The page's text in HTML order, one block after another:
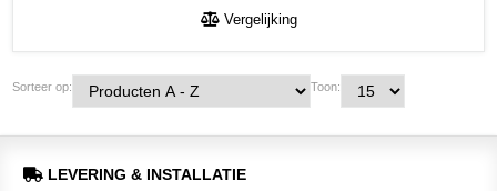
Vergelijking
Sorteer op: Toon:
LEVERING & INSTALLATIE